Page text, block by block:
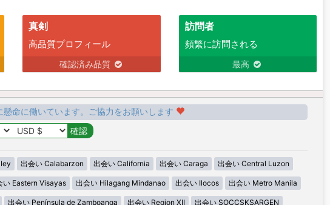
真剣
高品質プロフィール
確認済み品質
訪問者
頻繁に訪問される
最高
命に働いています。ご協力をお願いします
出会い Calabarzon 出会い California 出会い Caraga 出会い Central Luzon
い Eastern Visayas 出会い Hilagang Mindanao 出会い Ilocos 出会い Metro Manila
出会い Península de Zamboanga 出会い Region XII 出会い SOCCSKSARGEN